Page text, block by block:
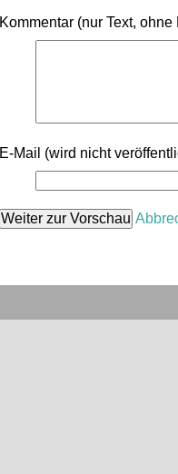
Kommentar (nur Text,
E-Mail (wird nicht